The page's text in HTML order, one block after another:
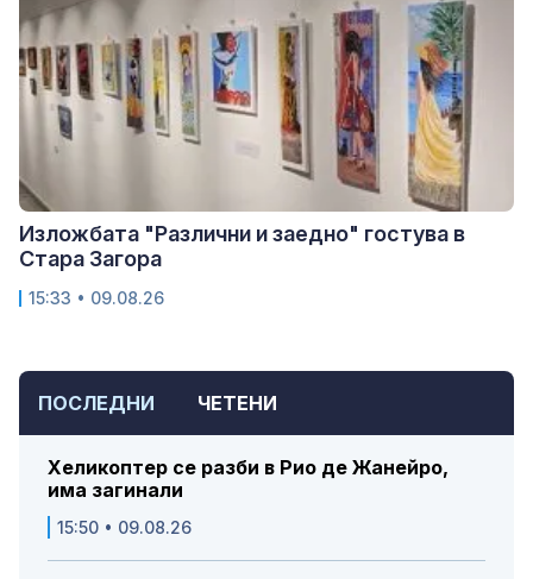
ПОСЛЕДНИ ЧЕТЕНИ
Хеликоптер се разби в Рио де Жанейро,
има загинали
15:50 • 09.08.26
Изложбата "Различни и заедно" гостува в
Стара Загора
15:33 • 09.08.26